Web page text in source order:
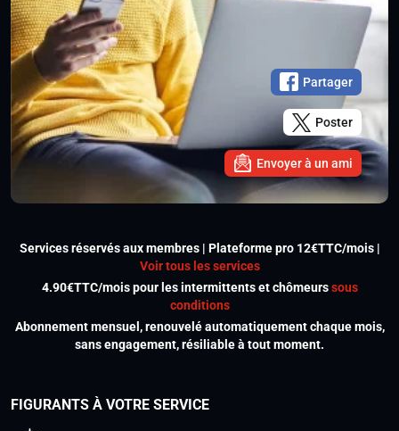
Partager
Poster
Envoyer à un ami
Services réservés aux membres | Plateforme pro 12€TTC/mois |
Voir tous les services
4.90€TTC/mois pour les intermittents et chômeurssous
conditions
Abonnement mensuel, renouvelé automatiquement chaque mois,
sans engagement, résiliable à tout moment.
FIGURANTS À VOTRE SERVICE